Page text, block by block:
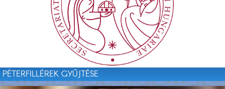
PÉTERFILLÉREK GYŰJTÉSE